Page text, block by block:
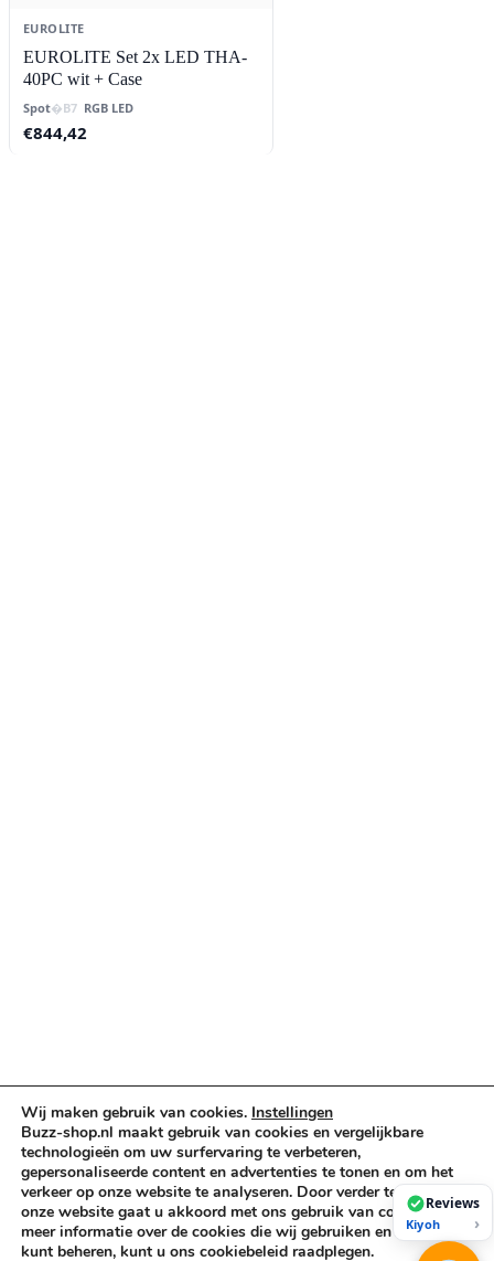
EUROLITE
EUROLITE Set 2x LED THA-
40PC wit + Case
Spot RGB LED
€844,42
Copyright © 2026 Buzz-Shop.nl. Alle rechten voorbehouden.
Wij maken gebruik van cookies. Instellingen
Buzz-shop.nl maakt gebruik van cookies en vergelijkbare
technologieën om uw surfervaring te verbeteren,
gepersonaliseerde content en advertenties te tonen en om het
verkeer op onze website te analyseren. Door verder te gaan op
onze website gaat u akkoord met ons gebruik van cookies. Voor
meer informatie over de cookies die wij gebruiken en hoe u deze
kunt beheren, kunt u ons cookiebeleid raadplegen.
Reviews
Kiyoh ›